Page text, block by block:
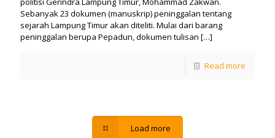
Sebanyak 23 dokumen (manuskrip) peninggalan tentang
sejarah Lampung Timur akan diteliti. Mulai dari barang
peninggalan berupa Pepadun, dokumen tulisan […]
Read more
Load more